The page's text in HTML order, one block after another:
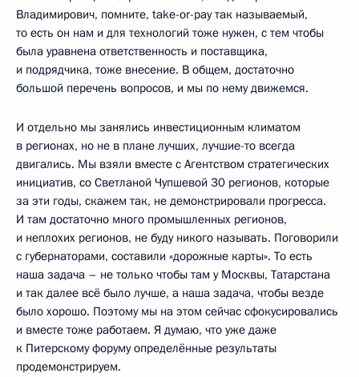
Владимирович, помните, take-or-pay так называемый,
то есть он нам и для технологий тоже нужен, с тем чтобы
была уравнена ответственность и поставщика,
и подрядчика, тоже внесение. В общем, достаточно
большой перечень вопросов, и мы по нему движемся.
И отдельно мы занялись инвестиционным климатом
в регионах, но не в плане лучших, лучшие-то всегда
двигались. Мы взяли вместе с Агентством стратегических
инициатив, со Светланой Чупшевой 30 регионов, которые
за эти годы, скажем так, не демонстрировали прогресса.
И там достаточно много промышленных регионов,
и неплохих регионов, не буду никого называть. Поговорили
с губернаторами, составили «дорожные карты». То есть
наша задача – не только чтобы там у Москвы, Татарстана
и так далее всё было лучше, а наша задача, чтобы везде
было хорошо. Поэтому мы на этом сейчас сфокусировались
и вместе тоже работаем. Я думаю, что уже даже
к Питерскому форуму определённые результаты
продемонстрируем.